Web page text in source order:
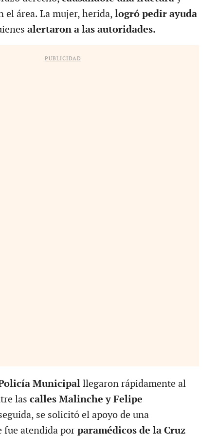
el área. La mujer, herida, logró pedir ayuda
alertaron a las autoridades.
PUBLICIDAD
Municipalllegaron rápidamente al
las calles Malinche y Felipe
se solicitó el apoyo de una
fue atendida por paramédicos de la Cruz